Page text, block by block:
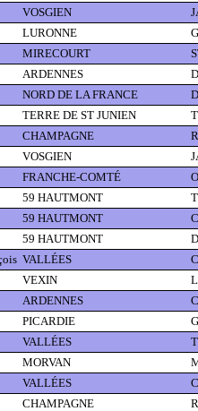
VOSGIEN
LURONNE
MIRECOURT
ARDENNES
NORD DE LA FRANCE
TERRE DE ST JUNIEN
CHAMPAGNE
VOSGIEN
FRANCHE-COMTÉ
59 HAUTMONT
59 HAUTMONT
59 HAUTMONT
VALLÉES
VEXIN
ARDENNES
PICARDIE
VALLÉES
MORVAN
VALLÉES
CHAMPAGNE